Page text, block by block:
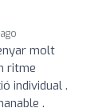
molt
ritme
individual .
.